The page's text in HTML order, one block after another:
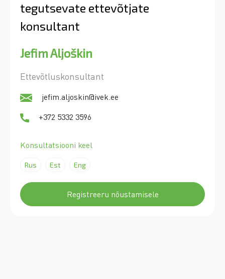
tegutsevate ettevõtjate
konsultant
Jefim Aljoškin
Ettevõtluskonsultant
jefim.aljoskin@ivek.ee
+372 5332 3596
Registreeru nõustamisele
Konsultatsiooni keel
Rus Est Eng